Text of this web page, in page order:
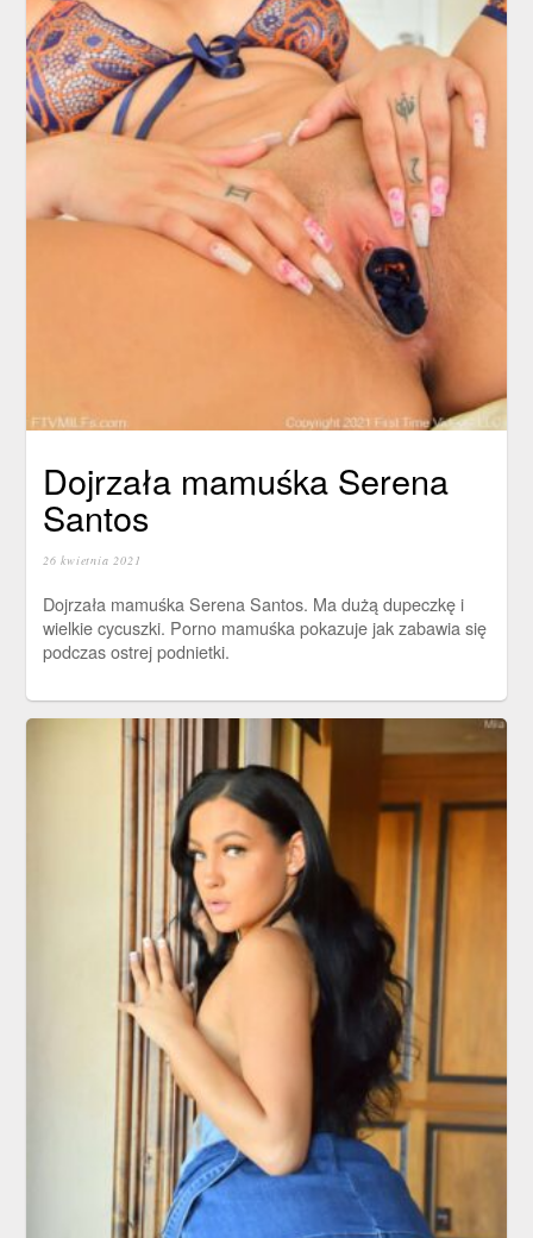
Dojrzała mamuśka Serena
Santos
26 kwietnia 2021
Dojrzała mamuśka Serena Santos. Ma dużą dupeczkę i
wielkie cycuszki. Porno mamuśka pokazuje jak zabawia się
podczas ostrej podnietki.